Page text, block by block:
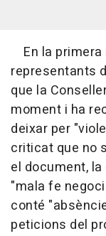
En la
representants
que la
moment i ha
deixar per
criticat que no
el document,
"mala fe
conté
peticions del